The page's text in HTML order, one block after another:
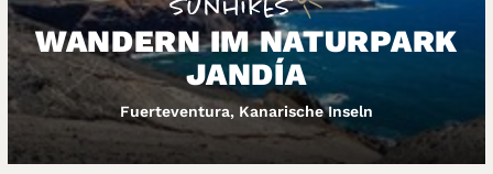
WANDERN IM NATURPARK
JANDÍA
Fuerteventura, Kanarische Inseln